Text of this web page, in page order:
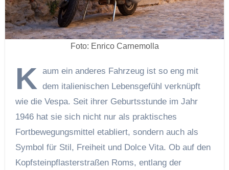
Foto: Enrico Carnemolla
K aum ein anderes Fahrzeug ist so eng mit
dem italienischen Lebensgefühl verknüpft
wie die Vespa. Seit ihrer Geburtsstunde im Jahr
1946 hat sie sich nicht nur als praktisches
Fortbewegungsmittel etabliert, sondern auch als
Symbol für Stil, Freiheit und Dolce Vita. Ob auf den
Kopfsteinpflasterstraßen Roms, entlang der